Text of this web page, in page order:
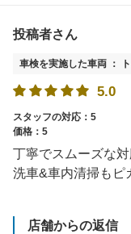
投稿者さん
車検を実施した車両 ：
5.0
スタッフの対応：5
価格：5
丁寧でスムーズな対
洗車&車内清掃もピ
店舗からの返信